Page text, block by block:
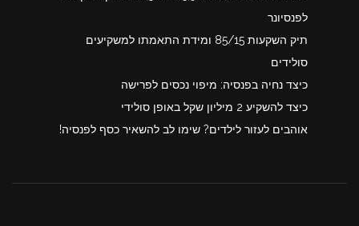
לפנסיונר
תיק השקעות 85/15 ומידת התאמתו למשקיעים
סולידים
כיצד נחיה בפנסיה: מיפוי נכסים לפרישה
כיצד להשקיע 2 מיליון שקל באופן סולידי
אוהבים לעזור לילדים? שימו לב להשאיר כסף לפנסיה!